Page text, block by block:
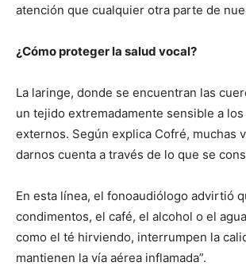
atención que cualquier otra parte de
¿Cómo proteger la salud vocal?
La laringe, donde se encuentran las
un tejido extremadamente sensible a
externos. Según explica Cofré, muchas
darnos cuenta a través de lo que se
En esta línea, el fonoaudiólogo advirtió
condimentos, el café, el alcohol o el
como el té hirviendo, interrumpen la
mantienen la vía aérea inflamada”.